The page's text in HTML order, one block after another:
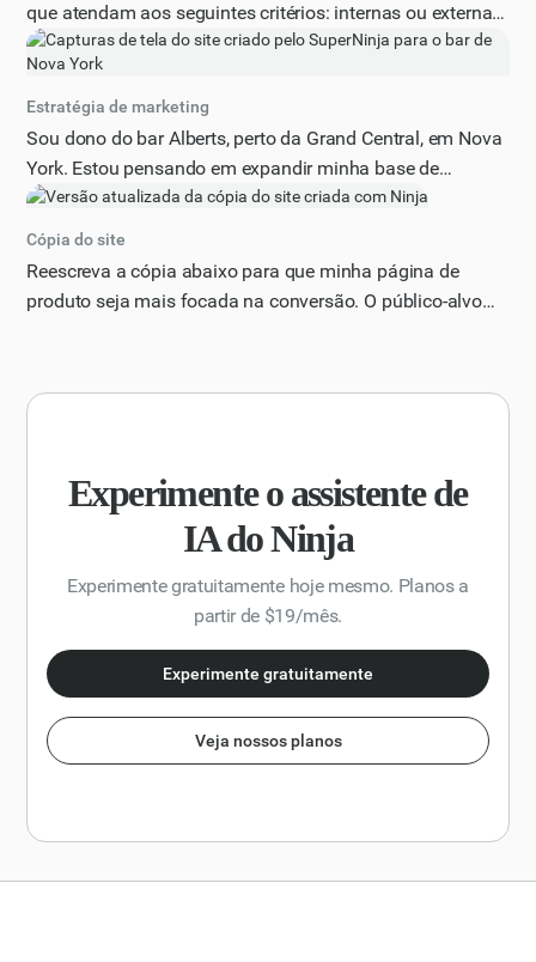
que atendam aos seguintes critérios: internas ou externas,
adequadas para iniciantes, disponíveis à noite, com foco
em treinamento de força ou ioga. Orçamento: $15 a $50
por aula.
Estratégia de marketing
Sou dono do bar Alberts, perto da Grand Central, em Nova
York. Estou pensando em expandir minha base de
clientes, fornecer um plano detalhado de marketing e
aquisição de usuários e transformá-lo em um site
interativo que mostre diferentes abordagens e impactos
potenciais, porque quero dobrar minha receita nos
próximos 6 meses sem aumentar muito meus custos.
relevante para o tópico, divertido e interativo de usar e
Cópia do site
Reescreva a cópia abaixo para que minha página de
produto seja mais focada na conversão. O público-alvo
de gerenciar suas equipes e projetos. Inclua um título
Experimente o assistente de
IA do Ninja
Experimente gratuitamente hoje mesmo. Planos a
partir de $19/mês.
Experimente gratuitamente
Veja nossos planos